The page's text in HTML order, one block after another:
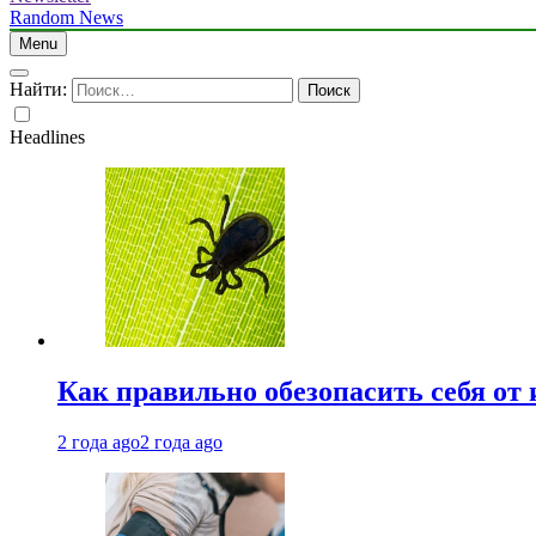
Random News
Menu
Найти:
Headlines
Как правильно обезопасить себя
2 года ago2 года ago